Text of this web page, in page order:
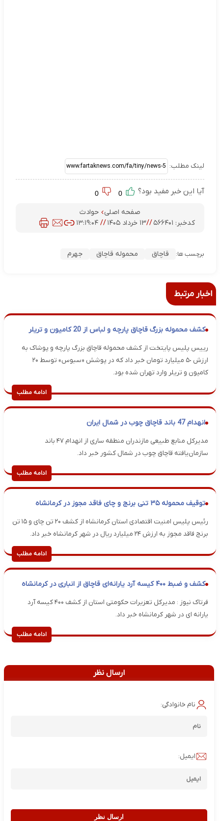
لینک مطلب:
آیا این خبر مفید بود؟
صفحه اصلی
حوادث
کدخبر: ۵۶۶۴۰۱ //۱۳ خرداد ۱۴۰۵ //۱۳:۱۹:۰۴
برچسب ها: قاچاق محموله قاچاق جهرم
اخبار مرتبط
کشف محموله بزرگ قاچاق پارچه و لباس از 20 کامیون و تریلر
رییس پلیس پایتخت از کشف محموله قاچاق بزرگ پارچه و پوشاک به
ارزش ۵٠ میلیارد تومان خبر داد که در پوشش «سبوس» توسط ۲۰
کامیون و تریلر وارد تهران شده بود.
ادامه مطلب
انهدام 47 باند قاچاق چوب در شمال ایران
مدیرکل منابع طبیعی مازندران منطقه ساری از انهدام ۴۷ باند
سازمان‌یافته قاچاق چوب در شمال کشور خبر داد.
ادامه مطلب
توقیف محموله ۳۵ تنی برنج و چای فاقد مجوز در کرمانشاه
رئیس پلیس امنیت اقتصادی استان کرمانشاه از کشف ۲۰ تن چای و ۱۵ تن
برنج فاقد مجوز به ارزش ۲۴ میلیارد ریال در شهر کرمانشاه خبر داد.
ادامه مطلب
کشف و ضبط ۴۰۰ کیسه آرد یارانه‌ای قاچاق از انباری در کرمانشاه
فرتاک نیوز : مدیرکل تعزیرات حکومتی استان از کشف ۴۰۰ کیسه آرد
یارانه ای در شهر کرمانشاه خبر داد.
ادامه مطلب
ارسال نظر
نام خانوادگی:
ایمیل:
ارسال نظر